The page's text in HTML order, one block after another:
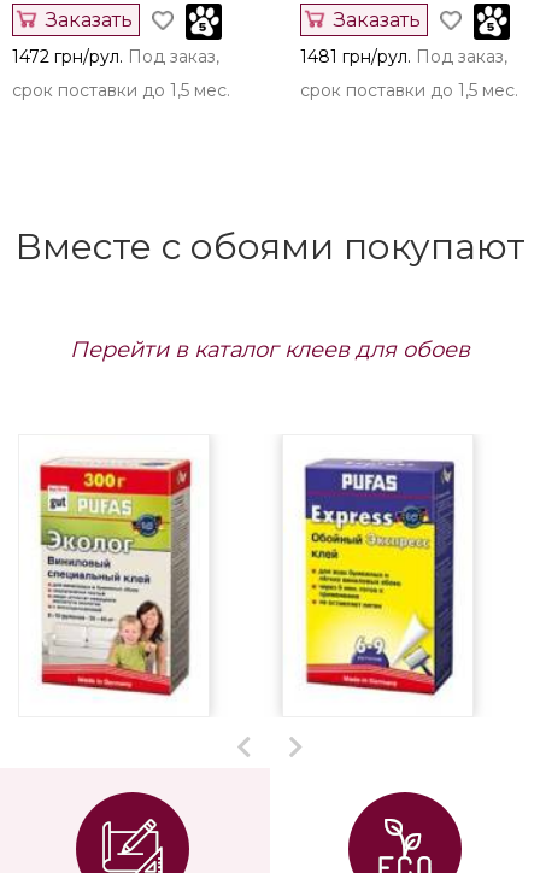
Заказать
1472 грн/рул. Под заказ,
срок поставки до 1,5 мес.
Заказать
1481 грн/рул. Под заказ,
срок поставки до 1,5 мес.
Вместе с обоями покупают
Перейти в каталог клеев для обоев